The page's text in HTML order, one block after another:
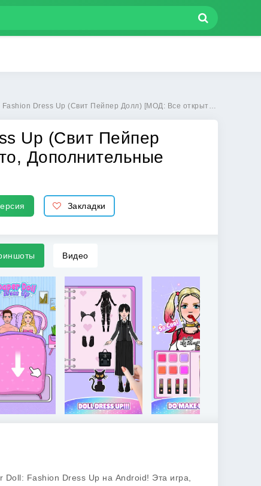
Долл) [МОД: Все открыто, Дополнительные деньги и Меню MOD] | Взлом Paper Doll: Fashion Dress Up на Андроид
Up (Свит Пейпер
Дополнительные
Закладки
Видео
Doll: Fashion Dress Up на Android! Эта игра,